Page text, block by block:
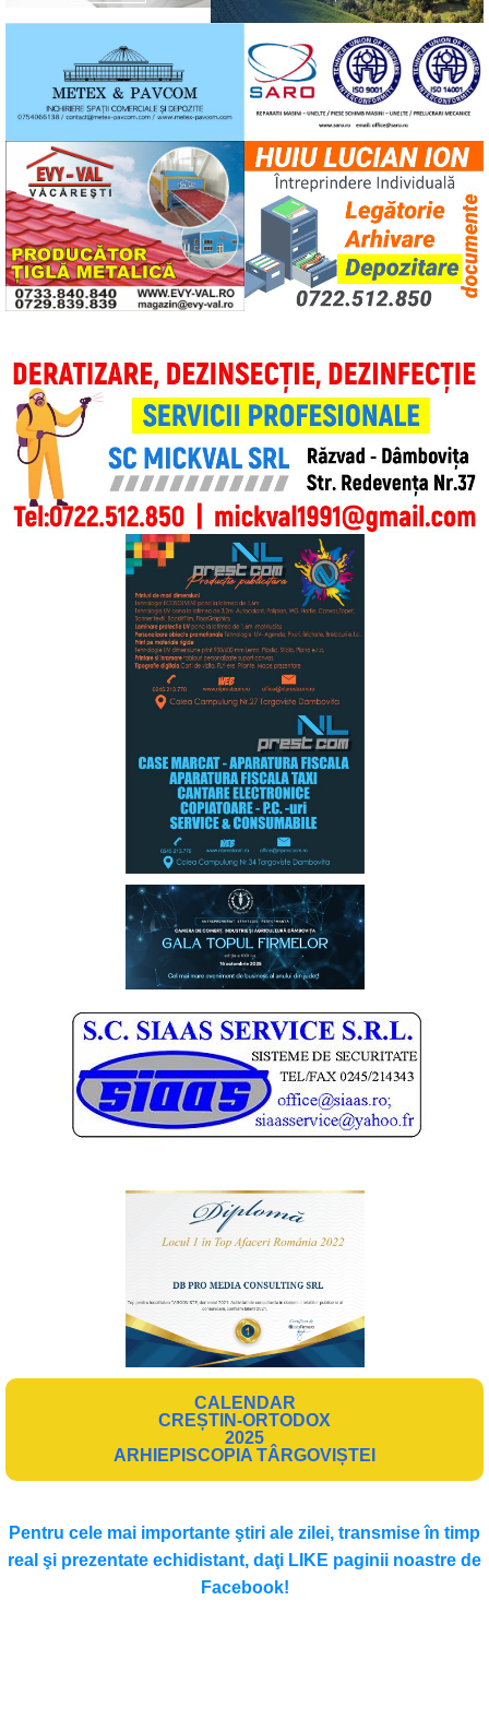
CALENDAR
CREȘTIN-ORTODOX
2025
ARHIEPISCOPIA TÂRGOVIȘTEI
Pentru cele mai importante ştiri ale zilei, transmise în timp
real şi prezentate echidistant, daţi LIKE paginii noastre de
Facebook!